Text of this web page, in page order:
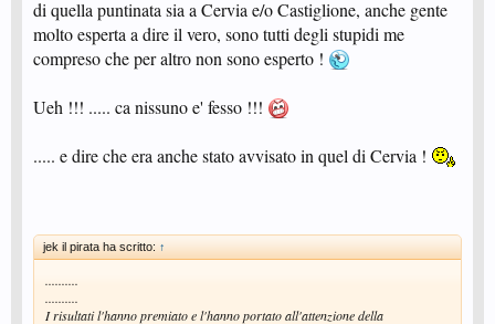
di quella puntinata sia a Cervia e/o Castiglione, anche gente
molto esperta a dire il vero, sono tutti degli stupidi me
compreso che per altro non sono esperto !
Ueh !!! ..... ca nissuno e' fesso !!!
..... e dire che era anche stato avvisato in quel di Cervia !
jek il pirata ha scritto: ↑
..........
..........
I risultati l'hanno premiato e l'hanno portato all'attenzione della